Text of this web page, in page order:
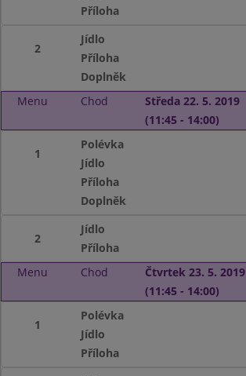
Příloha
2
Jídlo
Příloha
Doplněk
Menu
Chod
Středa 22. 5. 2019
(11:45 - 14:00)
1
Polévka
Jídlo
Příloha
Doplněk
2
Jídlo
Příloha
Menu
Chod
Čtvrtek 23. 5. 2019
(11:45 - 14:00)
1
Polévka
Jídlo
Příloha